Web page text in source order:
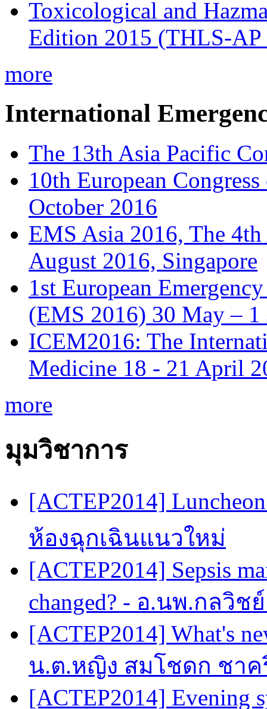
Toxicological and
Edition 2015 (THLS-AP
more
International
The 13th Asia Pacific
10th European
October 2016
EMS Asia 2016, The
August 2016, Singapore
1st European
(EMS 2016) 30 May – 1
ICEM2016: The
Medicine 18 - 21 April
more
มุมวิชาการ
[ACTEP2014]
ห้องฉุกเฉินแนวใหม่
[ACTEP2014] Sepsis
changed? - อ.นพ.กลวิช
[ACTEP2014] What's
น.ต.หญิง สมโชดก ชาค
[ACTEP2014] Evening